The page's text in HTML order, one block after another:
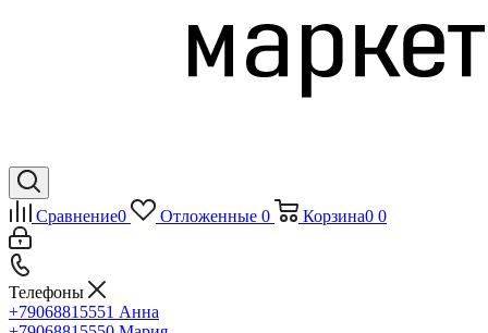
Сравнение0 Отложенные 0 Корзина0 0
Телефоны
+79068815551 Анна